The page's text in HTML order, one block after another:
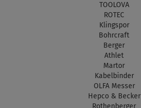
TOOLOVA
ROTEC
Klingspor
Bohrcraft
Berger
Athlet
Martor
Kabelbinder
OLFA Messer
Hepco & Becker
Rothenberger